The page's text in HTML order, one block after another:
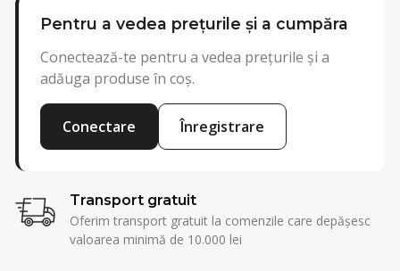
Pentru a vedea prețurile și a cumpăra
Conectează-te pentru a vedea prețurile și a
adăuga produse în coș.
Conectare Înregistrare
Transport gratuit
Oferim transport gratuit la comenzile care depășesc
valoarea minimă de 10.000 lei